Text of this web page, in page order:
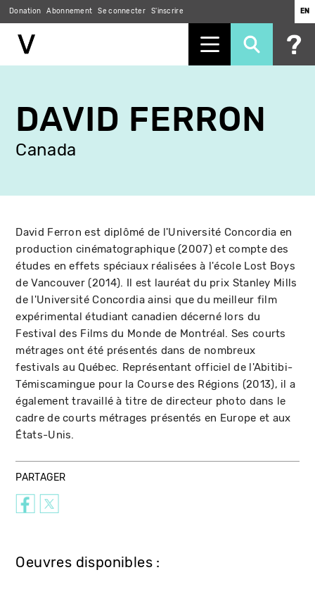
contenu
principal
Donation Abonnement Se connecter S'inscrire EN
DAVID FERRON
Canada
David Ferron est diplômé de l'Université Concordia en
production cinématographique (2007) et compte des
études en effets spéciaux réalisées à l'école Lost Boys
de Vancouver (2014). Il est lauréat du prix Stanley Mills
de l'Université Concordia ainsi que du meilleur film
expérimental étudiant canadien décerné lors du
Festival des Films du Monde de Montréal. Ses courts
métrages ont été présentés dans de nombreux
festivals au Québec. Représentant officiel de l'Abitibi-
Témiscamingue pour la Course des Régions (2013), il a
également travaillé à titre de directeur photo dans le
cadre de courts métrages présentés en Europe et aux
États-Unis.
PARTAGER
Oeuvres disponibles :